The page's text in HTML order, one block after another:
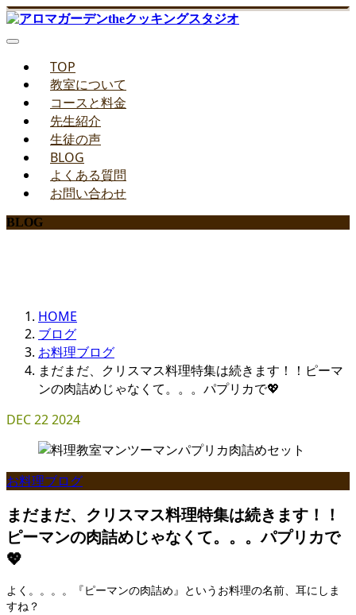
TOP
教室について
コースと料金
先生紹介
生徒の声
BLOG
よくある質問
お問い合わせ
BLOG
HOME
ブログ
お料理ブログ
まだまだ、クリスマス料理特集は続きます！！ピーマ
ンの肉詰めじゃなくて。。。パプリカで💖
DEC222024
お料理ブログ
まだまだ、クリスマス料理特集は続きます！！
ピーマンの肉詰めじゃなくて。。。パプリカで
💖
よく。。。。『ピーマンの肉詰め』というお料理の名前、耳にしま
すね？